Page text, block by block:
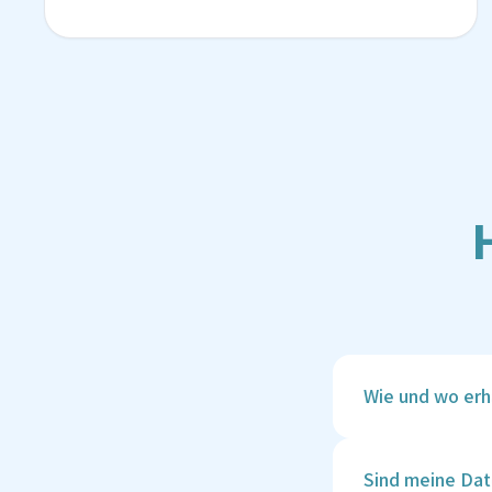
Wie und wo
sind. Du erhältst
Sind meine